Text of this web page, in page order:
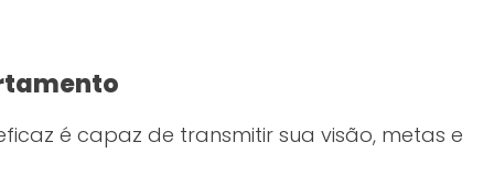
é capaz de transmitir sua visão, metas e